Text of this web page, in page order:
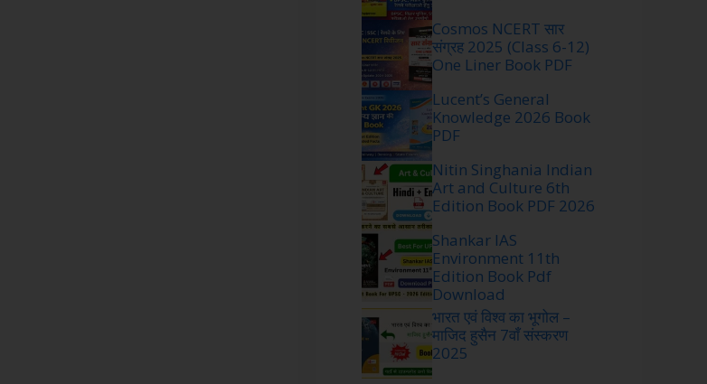
Cosmos NCERT सार
संग्रह 2025 (Class 6-12)
One Liner Book PDF
Lucent’s General
Knowledge 2026 Book
PDF
Nitin Singhania Indian
Art and Culture 6th
Edition Book PDF 2026
Shankar IAS
Environment 11th
Edition Book Pdf
Download
भारत एवं विश्व का भूगोल –
माजिद हुसैन 7वाँ संस्करण
2025